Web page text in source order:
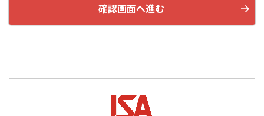
確認画面へ進む